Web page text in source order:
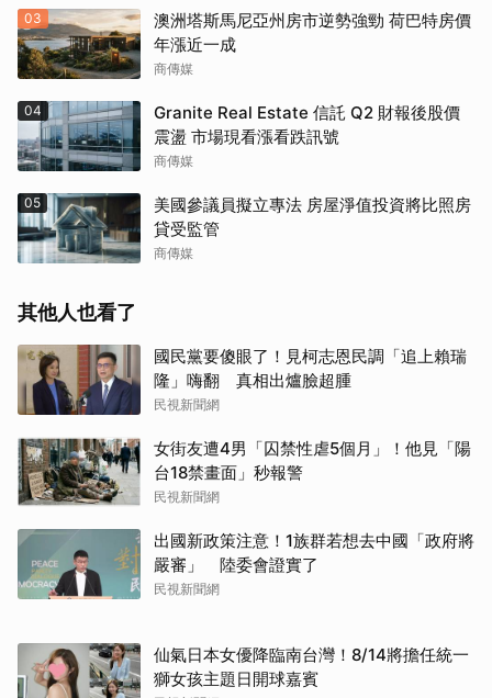
03
澳洲塔斯馬尼亞州房市逆勢強勁 荷巴特房價
年漲近一成
商傳媒
04
Granite Real Estate 信託 Q2 財報後股價
震盪 市場現看漲看跌訊號
商傳媒
05
美國參議員擬立專法 房屋淨值投資將比照房
貸受監管
商傳媒
其他人也看了
國民黨要傻眼了！見柯志恩民調「追上賴瑞
隆」嗨翻 真相出爐臉超腫
民視新聞網
女街友遭4男「囚禁性虐5個月」！他見「陽
台18禁畫面」秒報警
民視新聞網
出國新政策注意！1族群若想去中國「政府將
嚴審」 陸委會證實了
民視新聞網
仙氣日本女優降臨南台灣！8/14將擔任統一
獅女孩主題日開球嘉賓